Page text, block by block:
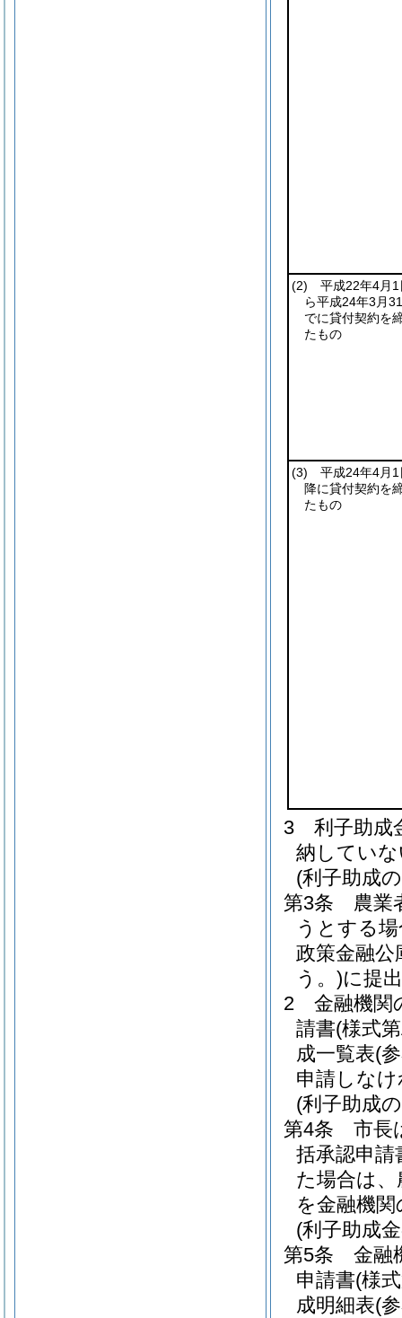
(2) 平成22年4月1
ら平成24年3月
でに貸付契約を
たもの
(3) 平成24年4月1
降に貸付契約を
たもの
3
利子助成
納してい
(利子助成
第3条
農業
うとする
政策金融公
う。)に提
2
金融機関
請書(様式
成一覧表(
申請しな
(利子助成
第4条
市長
括承認申
た場合は、
を金融機
(利子助成
第5条
金融
申請書(様
成明細表(